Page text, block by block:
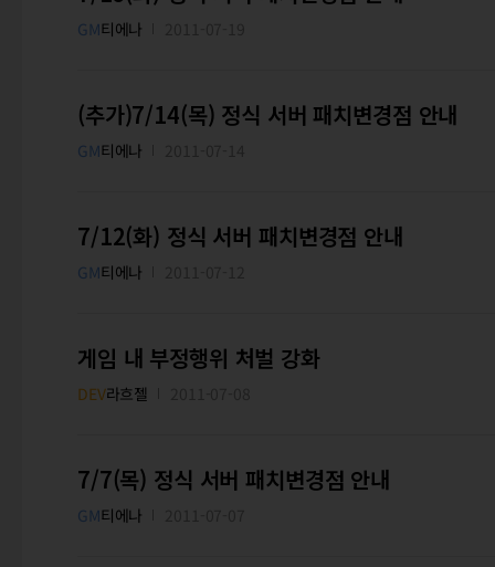
GM티에나
(추가)7/14(목) 정식 서버 패치변경점 안내
GM티에나
7/12(화) 정식 서버 패치변경점 안내
GM티에나
게임 내 부정행위 처벌 강화
DEV라흐젤
7/7(목) 정식 서버 패치변경점 안내
GM티에나